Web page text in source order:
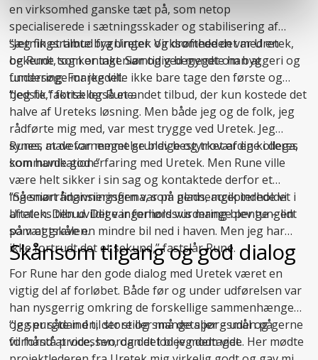
en virksomhed ganske tæt på, som netop
specialiserede isætningsskaderog stabilisering af
sætningsramte bygninger. Virksomheden var Uretek,
og Rune tog kontakt. Samtidig begyndte han at
undersøge markedet.
“Jeg fik et tilbud fra Uretek og drøftede det med en
bekendt, som er ingeniør og ved meget om byggeri og
fundering. For jeg ville ikke bare tage den første og
bedste,” fortæller Rune.
“Jeg fik faktisk også et andet tilbud, der kun kostede det
halve af Ureteks løsning. Men både jeg og de folk, jeg
rådførte mig med, var mest trygge ved Uretek. Jeg
synes, at de var meget grundige og troværdige i deres
kommunikation.”
Runes mavefornemmelse blev bestyrket af en kollega,
som havde god erfaring med Uretek. Men Rune ville
være helt sikker i sin sag og kontaktede derfor et
ingeniørrådgivningsfirma, som gennemgik indholdet i
aftalen. Den uvildige ingeniørs vurdering blev tungen
på vægtskålen.
“Så snart finansieringen var på plads, accepterede vi
Ureteks tilbud. Det var forholdsvis mange penge – lidt
som at grave en mindre bil ned i haven. Men jeg har
ikke fortrudt det et sekund,” fastslår Rune.
Skånsom tilgang og god dialog
For Rune har den gode dialog med Uretek været en
vigtig del af forløbet. Både før og under udførelsen var
han nysgerrig omkring de forskellige sammenhænge
og spurgte ind til store og små detaljer – uden på
forhånd at vide, hvordan det blev modtaget.
“Jeg er sådan én, der stiller mange spørgsmål og gerne
vil forstå processen, og det lod jeg dem vide. Her mødte